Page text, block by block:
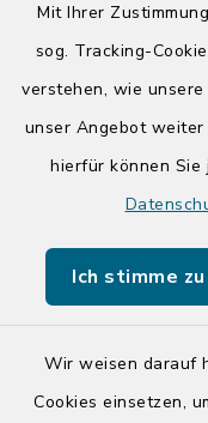
Mit Ihrer
sog. Tracking-
verstehen, wie
unser Angebot
hierfür können Sie
Ich stimme zu
Wir weisen darauf
Cookies einsetzen,
Donnerstag
14:00-17:00
Quicklinks
Tourist-Info